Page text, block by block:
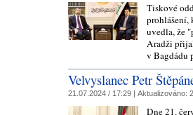
Tiskové
prohlášení,
uvedla, že
Aradži
v Bagdádu
Velvyslanec Petr
21.07.2024 / 17:29 | Aktualizováno:
Dne 21.